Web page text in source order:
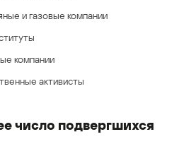
и газовые компании
компании
активисты
число подвергшихся